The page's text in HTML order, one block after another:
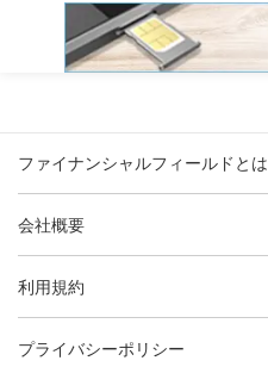
ファイナンシャルフィールドとは
会社概要
利用規約
プライバシーポリシー